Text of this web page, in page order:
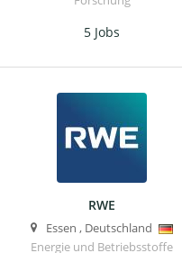
5 Jobs
RWE
Essen , Deutschland
Energie und Betriebsstoffe